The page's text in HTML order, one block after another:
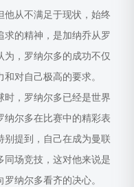
他从不满足于现状，始终
求的精神，是加纳乔从罗
为，罗纳尔多的成功不仅
对自己极高的要求。
时，罗纳尔多已经是世界
纳尔多在比赛中的精彩表
别提到，自己在成为曼联
同场竞技，这对他来说是
纳尔多看齐的决心。